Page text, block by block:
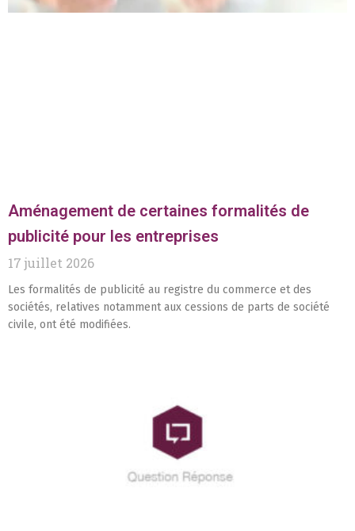
Aménagement de certaines formalités de
publicité pour les entreprises
17 juillet 2026
Les formalités de publicité au registre du commerce et des
sociétés, relatives notamment aux cessions de parts de société
civile, ont été modifiées.